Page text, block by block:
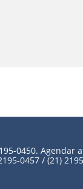
0450. Agendar
0457 / (21)